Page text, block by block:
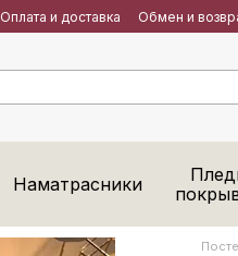
Оплата и доставка Обмен и
Наматрасники